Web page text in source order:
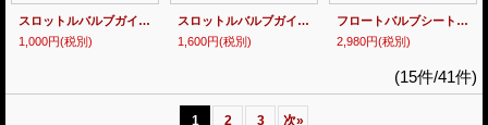
スロットルバルブガイドガスケットセット MC18・21用
1,000円(税別)
スロットルバルブガイドガスケットセット MC28用
1,600円(税別)
フロートバルブシート【単品売り】MC18・21用
2,980円(税別)
(15件/41件)
1 2 3 次»